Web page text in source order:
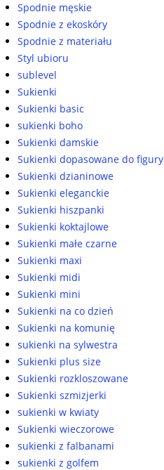
Spodnie męskie
Spodnie z ekoskóry
Spodnie z materiału
Styl ubioru
sublevel
Sukienki
Sukienki basic
sukienki boho
Sukienki damskie
Sukienki dopasowane do figury
Sukienki dzianinowe
Sukienki eleganckie
Sukienki hiszpanki
Sukienki koktajlowe
Sukienki małe czarne
Sukienki maxi
Sukienki midi
Sukienki mini
Sukienki na co dzień
Sukienki na komunię
sukienki na sylwestra
Sukienki plus size
Sukienki rozkloszowane
Sukienki szmizjerki
sukienki w kwiaty
Sukienki wieczorowe
sukienki z falbanami
sukienki z golfem